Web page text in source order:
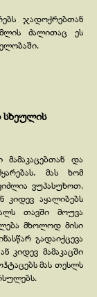
ჯადოქრებთან
ძალითაც ეს
სხეულის
მამაკაცებთან და
მას ხომ
ვუპასუხოთ,
კიდევ აყალიბებს
თავში მოუვა
მხოლოდ მისი
გადაიქცევა
კიდევ მამაკაცში
მას თესლს